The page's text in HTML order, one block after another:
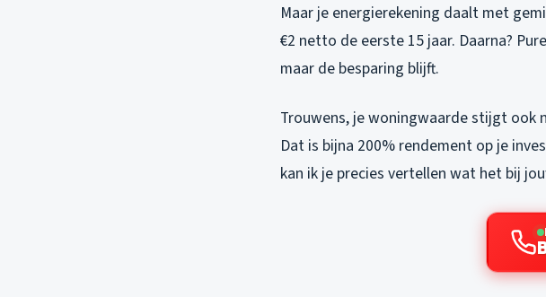
Maar je energierekening daalt met
€2 netto de eerste 15 jaar. Daarna?
maar de besparing blijft.
Trouwens, je woningwaarde stijgt ook
Dat is bijna 200% rendement op je
kan ik je precies vertellen wat het bij